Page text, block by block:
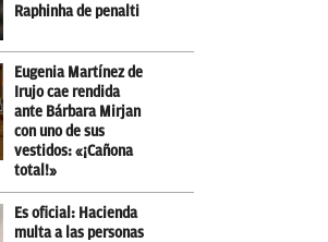
Raphinha de penalti
Eugenia Martínez de
Irujo cae rendida
ante Bárbara Mirjan
con uno de sus
vestidos: «¡Cañona
total!»
Es oficial: Hacienda
multa a las personas